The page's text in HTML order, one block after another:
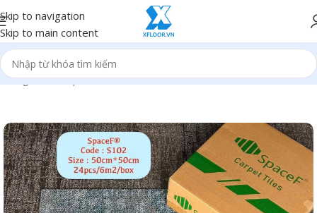
Skip to navigation
Skip to main content
Trang chủ/Sản phẩm/Thảm lót sàn nhà